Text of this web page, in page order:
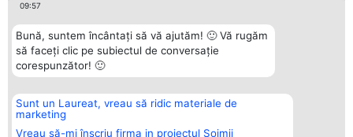
09:57
Bună, suntem încântați să vă ajutăm! 🙂 Vă rugăm
să faceți clic pe subiectul de conversație
corespunzător! 🙂
Sunt un Laureat, vreau să ridic materiale de
marketing
Vreau să-mi înscriu firma in proiectul Șoimii
Organizator Ranking
BRIGHT SOLUTIONS BR SRL
Aleea Timisul De Sus 2 Bl. A30
Plebiscyt
Lista Tuturor
Contact